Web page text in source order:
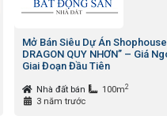
Mở Bán Siêu Dự Án Shophouse
DRAGON QUY NHƠN” – Giá
Giai Đoạn Đầu Tiên
Nhà đất bán 100m2
3 năm trước